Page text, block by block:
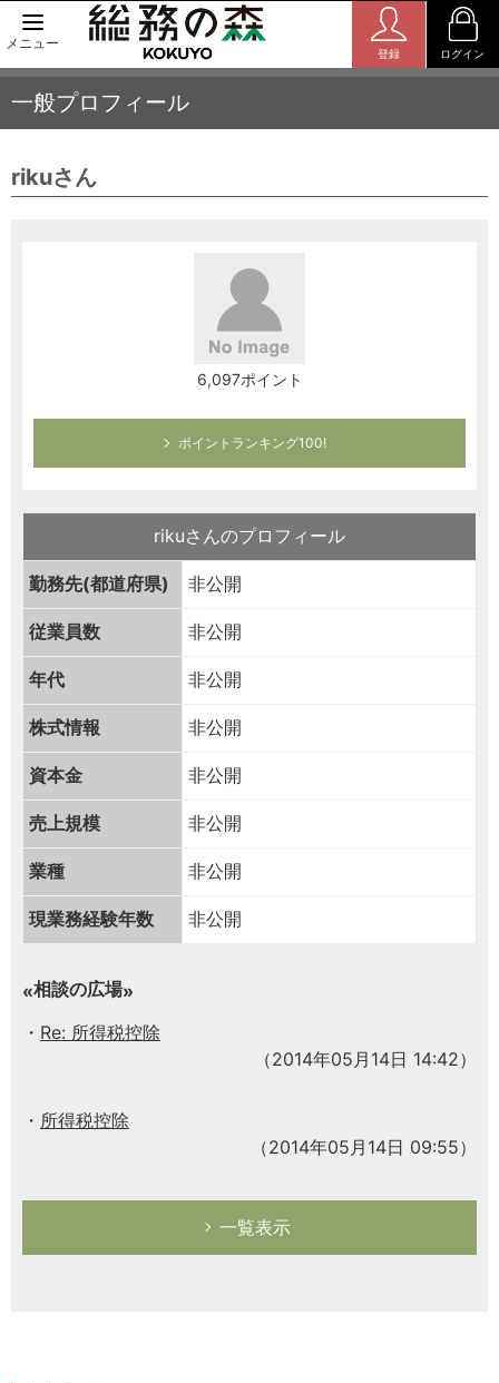
メニュー
登録 ログイン
一般プロフィール
rikuさん
6,097ポイント
ポイントランキング100!
rikuさんのプロフィール
勤務先(都道府県) 非公開
従業員数 非公開
年代 非公開
株式情報 非公開
資本金 非公開
売上規模 非公開
業種 非公開
現業務経験年数 非公開
相談の広場
Re: 所得税控除
（2014年05月14日 14:42）
所得税控除
（2014年05月14日 09:55）
一覧表示